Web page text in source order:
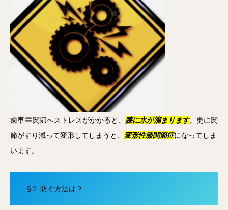
歯車 関節へストレスがかかると、 膝に水が溜まります。更に関
節がすり減って変形してしまうと、 変形性膝関節症になってしま
います。
§２.防ぐ方法は？